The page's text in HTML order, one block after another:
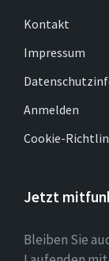
Kontakt
Impressum
Anmelden
Cookie-
Jetzt
Bleiben Sie